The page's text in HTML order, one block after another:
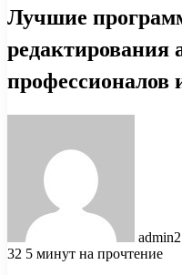
Лучшие
редактирования
профессионалов
admin
32 5 минут на прочтение